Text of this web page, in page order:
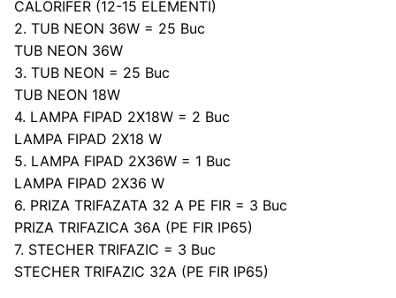
CALORIFER (12-15 ELEMENTI)
2. TUB NEON 36W = 25 Buc
TUB NEON 36W
3. TUB NEON = 25 Buc
TUB NEON 18W
4. LAMPA FIPAD 2X18W = 2 Buc
LAMPA FIPAD 2X18 W
5. LAMPA FIPAD 2X36W = 1 Buc
LAMPA FIPAD 2X36 W
6. PRIZA TRIFAZATA 32 A PE FIR = 3 Buc
PRIZA TRIFAZICA 36A (PE FIR IP65)
7. STECHER TRIFAZIC = 3 Buc
STECHER TRIFAZIC 32A (PE FIR IP65)